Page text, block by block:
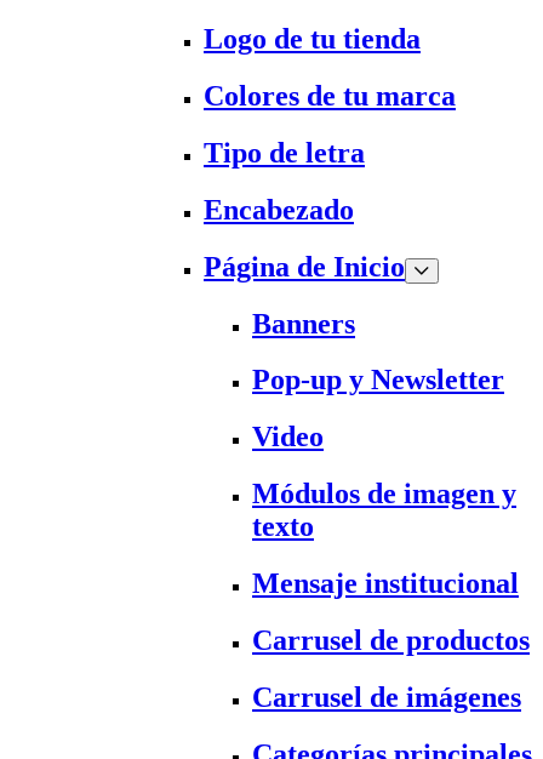
Logo de tu tienda
Colores de tu marca
Tipo de letra
Encabezado
Página de Inicio
Banners
Pop-up y Newsletter
Video
Módulos de imagen y
texto
Mensaje institucional
Carrusel de productos
Carrusel de imágenes